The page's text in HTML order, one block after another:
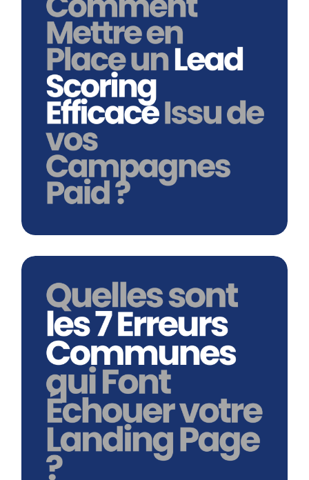
Comment Mettre En Place Un Lead
Scoring Efficace Issu De Vos
Campagnes Paid ?
Quelles Sont Les 7 Erreurs
Communes Qui Font Échouer Votre
Landing Page ?
En savoir plus